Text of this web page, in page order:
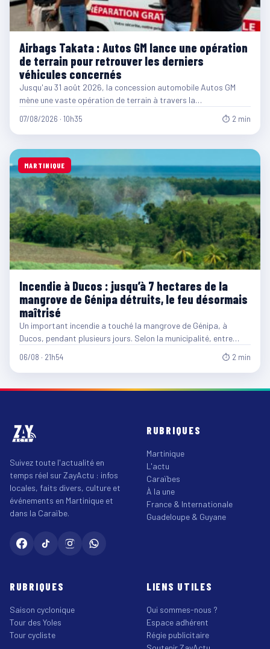
Airbags Takata : Autos GM lance une opération
de terrain pour retrouver les derniers
véhicules concernés
Jusqu'au 31 août 2026, la concession automobile Autos GM
mène une vaste opération de terrain à travers la…
07/08/2026 · 10h35 ⏱ 2 min
MARTINIQUE
Incendie à Ducos : jusqu’à 7 hectares de la
mangrove de Génipa détruits, le feu désormais
maîtrisé
Un important incendie a touché la mangrove de Génipa, à
Ducos, pendant plusieurs jours. Selon la municipalité, entre…
06/08 · 21h54 ⏱ 2 min
Suivez toute l'actualité en
temps réel sur ZayActu : infos
locales, faits divers, culture et
événements en Martinique et
dans la Caraïbe.
RUBRIQUES
Martinique
L'actu
Caraïbes
À la une
France & Internationale
Guadeloupe & Guyane
RUBRIQUES
Saison cyclonique
Tour des Yoles
Tour cycliste
LIENS UTILES
Qui sommes-nous ?
Espace adhérent
Régie publicitaire